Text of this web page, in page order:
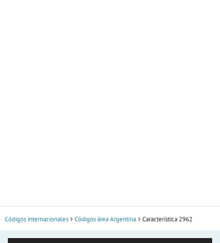
Códigos internacionales Códigos área Argentina Característica 2962